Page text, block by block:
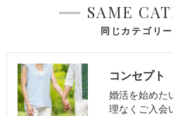
同じカテゴリ
SAME
コンセプト
婚活を始めた
理なくご入会